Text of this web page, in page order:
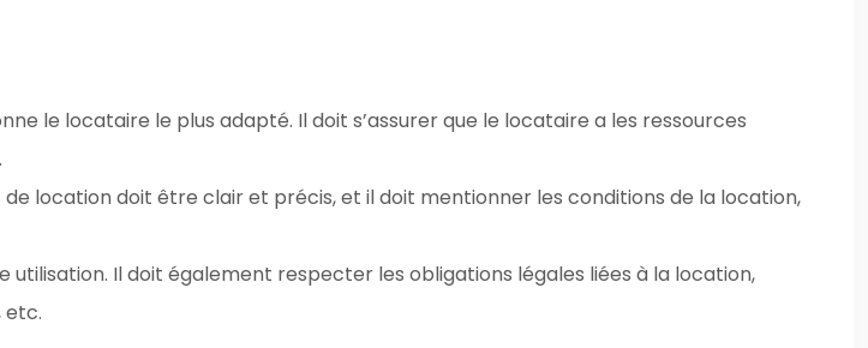
le locataire le plus adapté. Il doit s’assurer que le locataire a les ressources
location doit être clair et précis, et il doit mentionner les conditions de la location,
Il doit également respecter les obligations légales liées à la location,
etc.